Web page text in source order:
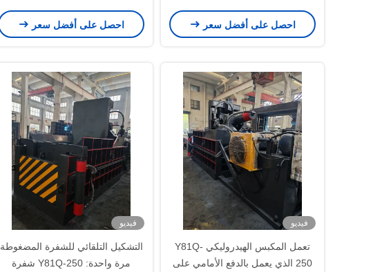
المواد الصناعية سهلة الاستخدام
والتحكم عن بعد
احصل على أفضل سعر
الضغط
احصل على أفضل سعر
فيديو
تعمل المكبس الهيدروليكي Y81Q-
250 الذي يعمل بالدفع الأمامي على
فيديو
التشكيل التلقائي للشفرة المضغوطة
مرة واحدة: Y81Q-250 شفرة